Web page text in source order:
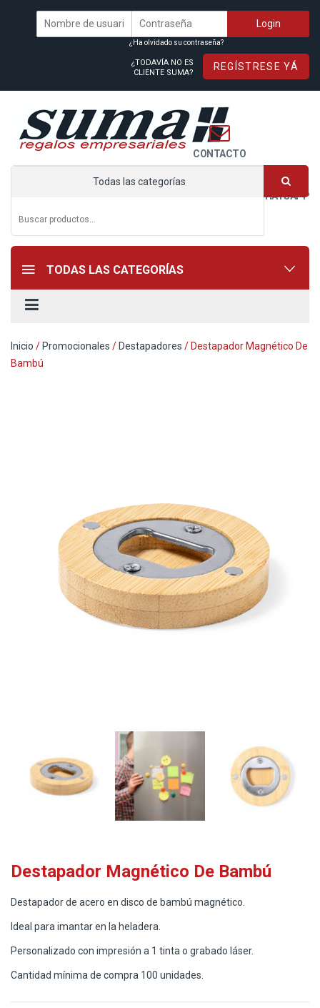
¿Ha olvidado su contraseña?
¿TODAVÍA NO ES
CLIENTE SUMA?
REGÍSTRESE YÁ
WHATSAPP
CONTACTO
Todas las categorías
TODAS LAS CATEGORÍAS
Inicio /Promocionales /Destapadores / Destapador Magnético De
Bambú
Destapador Magnético De Bambú
Destapador de acero en disco de bambú magnético.
Ideal para imantar en la heladera.
Personalizado con impresión a 1 tinta o grabado láser.
Cantidad mínima de compra 100 unidades.